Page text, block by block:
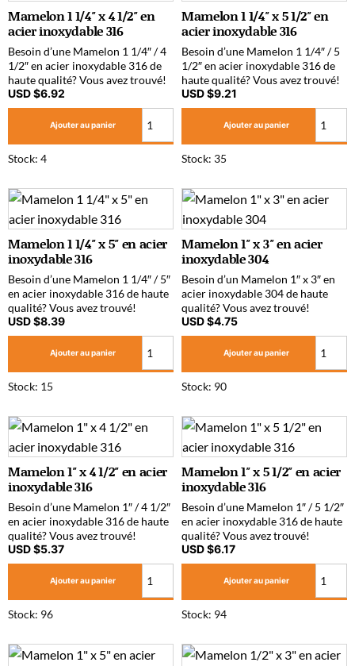
Mamelon 1 1/4″ x 4 1/2″ en
acier inoxydable 316
Besoin d’une Mamelon 1 1/4″ / 4
1/2″ en acier inoxydable 316 de
haute qualité? Vous avez trouvé!
USD $6.92
Ajouter au panier
Stock: 4
Mamelon 1 1/4″ x 5 1/2″ en
acier inoxydable 316
Besoin d’une Mamelon 1 1/4″ / 5
1/2″ en acier inoxydable 316 de
haute qualité? Vous avez trouvé!
USD $9.21
Ajouter au panier
Stock: 35
Mamelon 1 1/4″ x 5″ en acier
inoxydable 316
Besoin d’une Mamelon 1 1/4″ / 5″
en acier inoxydable 316 de haute
qualité? Vous avez trouvé!
USD $8.39
Ajouter au panier
Stock: 15
Mamelon 1″ x 3″ en acier
inoxydable 304
Besoin d’un Mamelon 1″ x 3″ en
acier inoxydable 304 de haute
qualité? Vous avez trouvé!
USD $4.75
Ajouter au panier
Stock: 90
Mamelon 1″ x 4 1/2″ en acier
inoxydable 316
Besoin d’une Mamelon 1″ / 4 1/2″
en acier inoxydable 316 de haute
qualité? Vous avez trouvé!
USD $5.37
Ajouter au panier
Stock: 96
Mamelon 1″ x 5 1/2″ en acier
inoxydable 316
Besoin d’une Mamelon 1″ / 5 1/2″
en acier inoxydable 316 de haute
qualité? Vous avez trouvé!
USD $6.17
Ajouter au panier
Stock: 94